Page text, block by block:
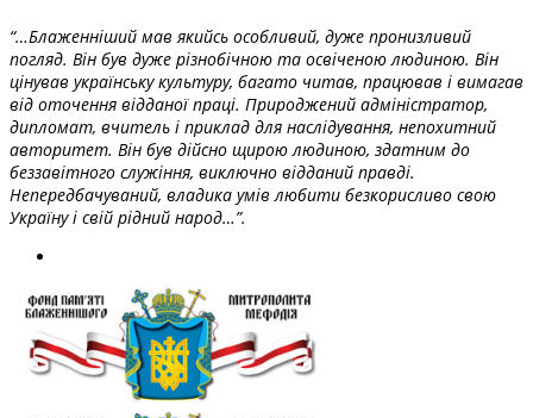
“…Блаженніший мав якийсь особливий, дуже пронизливий
погляд. Він був дуже різнобічною та освіченою людиною. Він
цінував українську культуру, багато читав, працював і вимагав
від оточення відданої праці. Природжений адміністратор,
дипломат, вчитель і приклад для наслідування, непохитний
авторитет. Він був дійсно щирою людиною, здатним до
беззавітного служіння, виключно відданий правді.
Непередбачуваний, владика умів любити безкорисливо свою
Україну і свій рідний народ…”.